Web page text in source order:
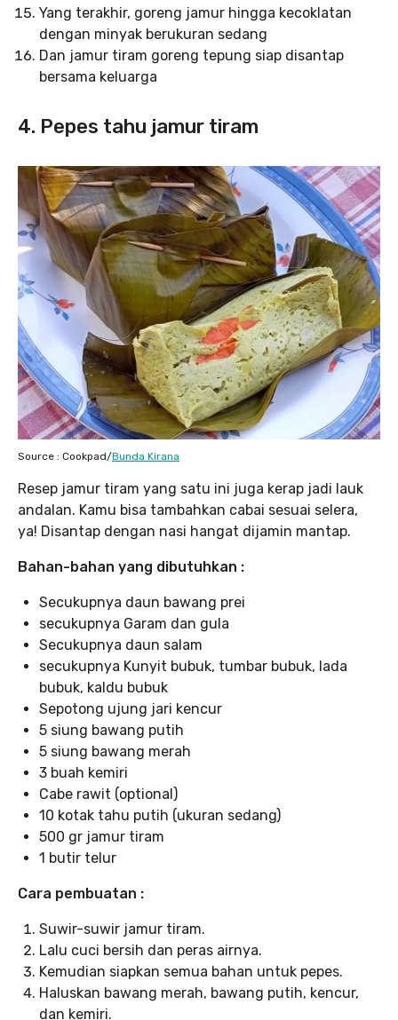
Yang terakhir, goreng jamur hingga kecoklatan
dengan minyak berukuran sedang
Dan jamur tiram goreng tepung siap disantap
bersama keluarga
4. Pepes tahu jamur tiram
Source : Cookpad/Bunda Kirana
Resep jamur tiram yang satu ini juga kerap jadi lauk
andalan. Kamu bisa tambahkan cabai sesuai selera,
ya! Disantap dengan nasi hangat dijamin mantap.
Bahan-bahan yang dibutuhkan :
Secukupnya daun bawang prei
secukupnya Garam dan gula
Secukupnya daun salam
secukupnya Kunyit bubuk, tumbar bubuk, lada
bubuk, kaldu bubuk
Sepotong ujung jari kencur
5 siung bawang putih
5 siung bawang merah
3 buah kemiri
Cabe rawit (optional)
10 kotak tahu putih (ukuran sedang)
500 gr jamur tiram
1 butir telur
Cara pembuatan :
Suwir-suwir jamur tiram.
Lalu cuci bersih dan peras airnya.
Kemudian siapkan semua bahan untuk pepes.
Haluskan bawang merah, bawang putih, kencur,
dan kemiri.